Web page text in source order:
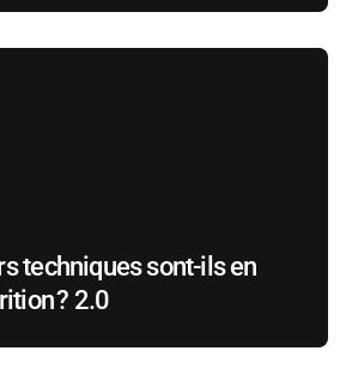
techniques sont-ils en
? 2.0